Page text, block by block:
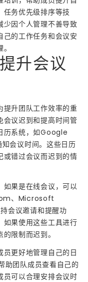
任务优先级排序等技
少因个人管理不善导致
己的工作任务和会议安
升会议
提升团队工作效率的重
会议迟到和提高时间管
历系统，如Google
会议时间。这些日历
或错过会议而迟到的情
果是在线会议，可以
、Microsoft
会议邀请和提醒功
如果使用这些工具进行
限制而迟到。
更好地管理自己的日
团队成员查看自己的
员可以合理安排会议时